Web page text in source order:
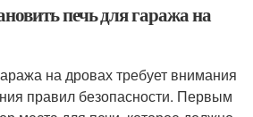
печь для гаража на
на дровах требует внимания
правил безопасности. Первым